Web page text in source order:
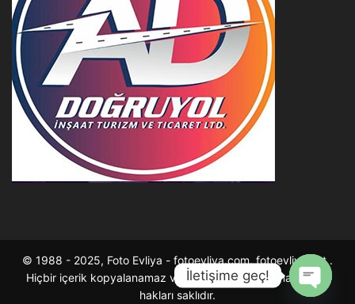
© 1988 - 2025, Foto Evliya - fotoevliya.com, fotoevliya.net .
Hiçbir içerik kopyalanamaz ve çoğaltılarak satılamaz . Tüm
hakları saklıdır.
İletişime geç!